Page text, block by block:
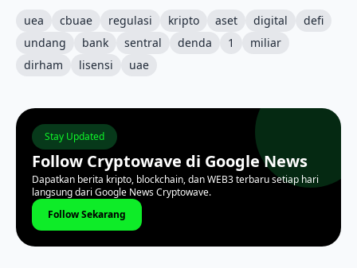
uea cbuae regulasi kripto aset digital
defi
undang
bank sentral denda 1
miliar
dirham
lisensi uae
Stay Updated
Follow Cryptowave di Google News
Dapatkan berita kripto, blockchain, dan WEB3 terbaru setiap hari
langsung dari Google News Cryptowave.
Follow Sekarang